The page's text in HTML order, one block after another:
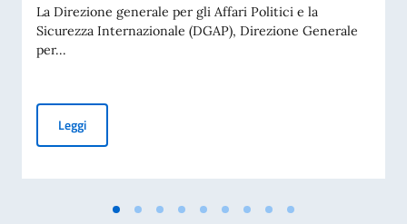
La Direzione generale per gli Affari Politici e la
Sicurezza Internazionale (DGAP), Direzione Generale
per...
LeggiAvviso di pubblicità per contributi a soggetti privati per